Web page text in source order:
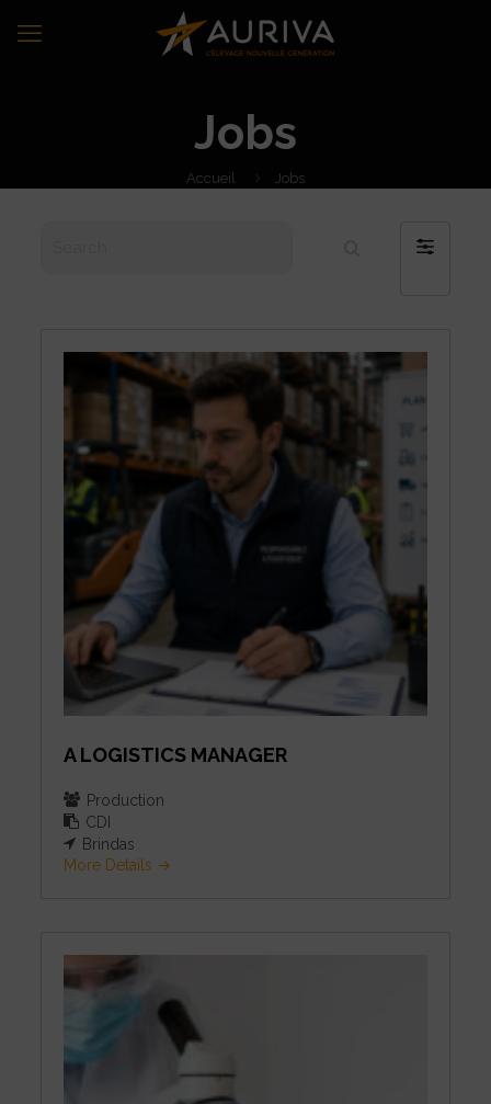
Jobs
Accueil Jobs
Filter
A LOGISTICS MANAGER
Production
CDI
Brindas
More Details